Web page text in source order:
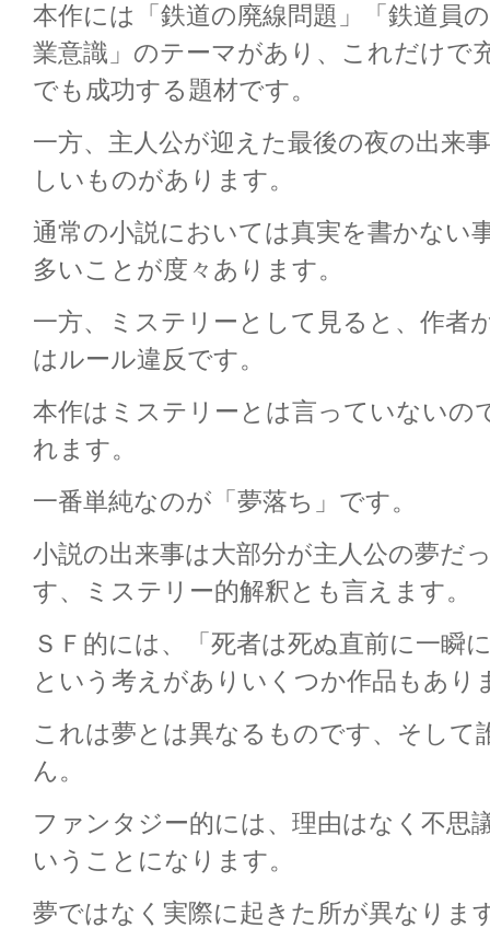
本作には「鉄道の廃線問題」「鉄道員
業意識」のテーマがあり、これだけで
でも成功する題材です。
一方、主人公が迎えた最後の夜の出来
しいものがあります。
通常の小説においては真実を書かない
多いことが度々あります。
一方、ミステリーとして見ると、作者
はルール違反です。
本作はミステリーとは言っていないの
れます。
一番単純なのが「夢落ち」です。
小説の出来事は大部分が主人公の夢だ
す、ミステリー的解釈とも言えます。
ＳＦ的には、「死者は死ぬ直前に一瞬
という考えがありいくつか作品もあり
これは夢とは異なるものです、そして
ん。
ファンタジー的には、理由はなく不思
いうことになります。
夢ではなく実際に起きた所が異なりま